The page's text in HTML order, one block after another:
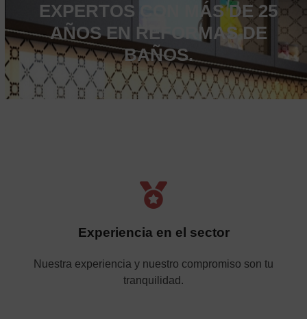
EXPERTOS CON MÁS DE 25
AÑOS EN REFORMAS DE
BAÑOS.
Experiencia en el sector
Nuestra experiencia y nuestro compromiso son tu
tranquilidad.